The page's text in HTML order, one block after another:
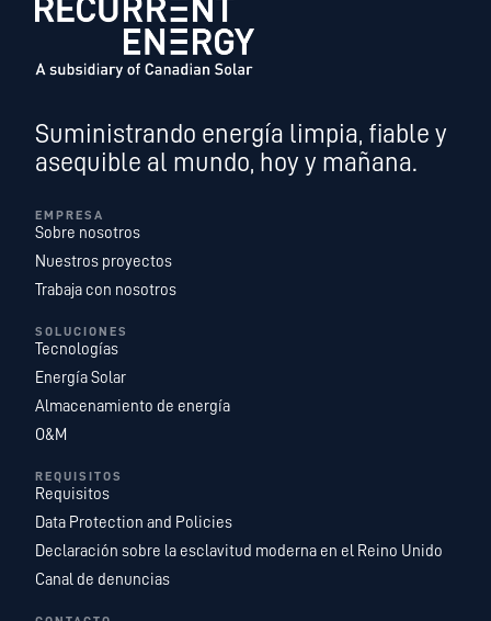
Suministrando energía limpia, fiable y
asequible al mundo, hoy y mañana.
EMPRESA
Sobre nosotros
Nuestros proyectos
Trabaja con nosotros
SOLUCIONES
Tecnologías
Energía Solar
Almacenamiento de energía
O&M
REQUISITOS
Requisitos
Data Protection and Policies
Declaración sobre la esclavitud moderna en el Reino Unido
Canal de denuncias